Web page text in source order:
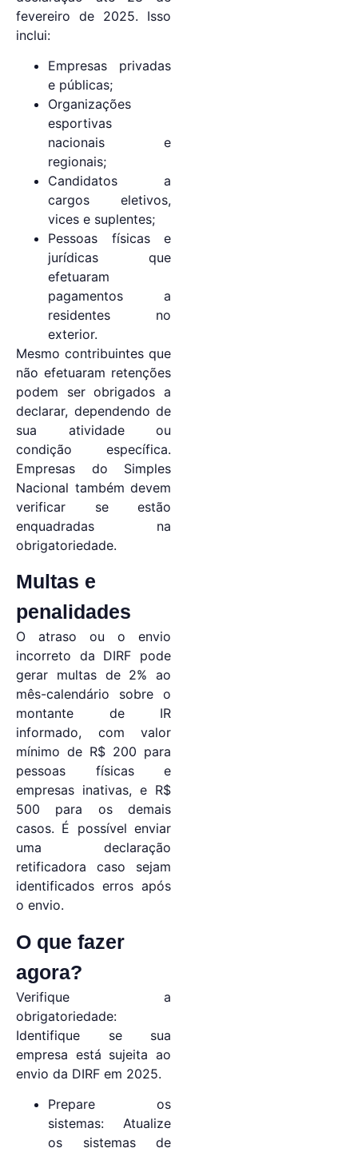
fevereiro de 2025. Isso
inclui:
Empresas privadas
e públicas;
Organizações
esportivas
nacionais e
regionais;
Candidatos a
cargos eletivos,
vices e suplentes;
Pessoas físicas e
jurídicas que
efetuaram
pagamentos a
residentes no
exterior.
Mesmo contribuintes que
não efetuaram retenções
podem ser obrigados a
declarar, dependendo de
sua atividade ou
condição específica.
Empresas do Simples
Nacional também devem
verificar se estão
enquadradas na
obrigatoriedade.
Multas e
penalidades
O atraso ou o envio
incorreto da DIRF pode
gerar multas de 2% ao
mês-calendário sobre o
montante de IR
informado, com valor
mínimo de R$ 200 para
pessoas físicas e
empresas inativas, e R$
500 para os demais
casos. É possível enviar
uma declaração
retificadora caso sejam
identificados erros após
o envio.
O que fazer
agora?
Verifique a
obrigatoriedade:
Identifique se sua
empresa está sujeita ao
envio da DIRF em 2025.
Prepare os
sistemas: Atualize
os sistemas de